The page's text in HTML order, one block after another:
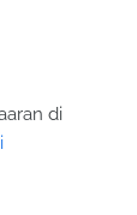
di